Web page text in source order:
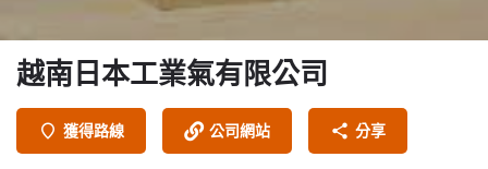
越南日本工業氣有限公司
獲得路線 公司網站 分享